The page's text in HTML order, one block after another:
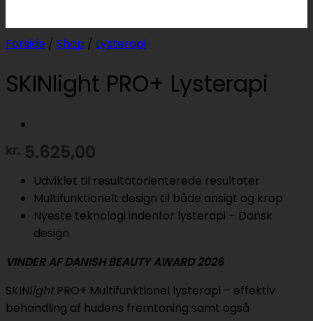
Forside / Shop / Lysterapi
SKINlight PRO+ Lysterapi
kr. 5.625,00
Udviklet til resultatorienterede resultater
Multifunktionelt design til både ansigt og krop
Nyeste teknologi indenfor lysterapi – Dansk
design
VINDER AF DANISH BEAUTY AWARD 2026
SKINlightPRO+ Multifunktionel lysterapi – effektiv
behandling af hudens fremtoning samt også